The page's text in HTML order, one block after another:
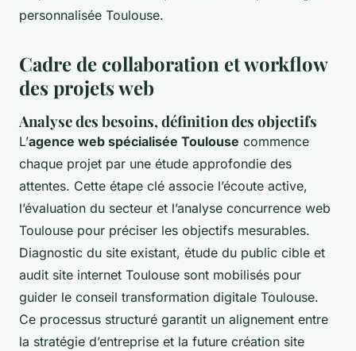
personnalisée Toulouse.
Cadre de collaboration et workflow
des projets web
Analyse des besoins, définition des objectifs
L’agence web spécialisée Toulouse commence
chaque projet par une étude approfondie des
attentes. Cette étape clé associe l’écoute active,
l’évaluation du secteur et l’analyse concurrence web
Toulouse pour préciser les objectifs mesurables.
Diagnostic du site existant, étude du public cible et
audit site internet Toulouse sont mobilisés pour
guider le conseil transformation digitale Toulouse.
Ce processus structuré garantit un alignement entre
la stratégie d’entreprise et la future création site